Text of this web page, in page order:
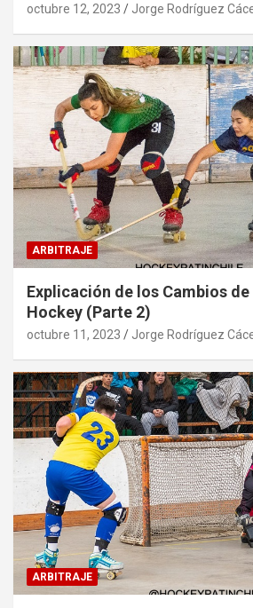
octubre 12, 2023 Jorge Rodríguez
ARBITRAJE
Explicación de los Cambios de
Hockey (Parte 2)
octubre 11, 2023 Jorge Rodríguez
ARBITRAJE